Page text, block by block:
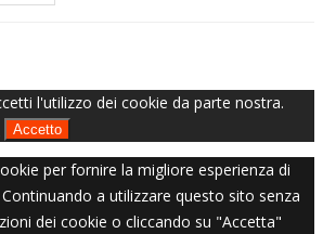
l'utilizzo dei cookie da parte nostra.
Accetto
per fornire la migliore esperienza di
a utilizzare questo sito senza
dei cookie o cliccando su "Accetta"